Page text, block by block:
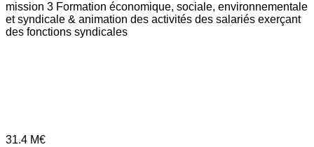
mission 3 Formation économique, sociale, environnementale
et syndicale & animation des activités des salariés exerçant
des fonctions syndicales
31.4 M€